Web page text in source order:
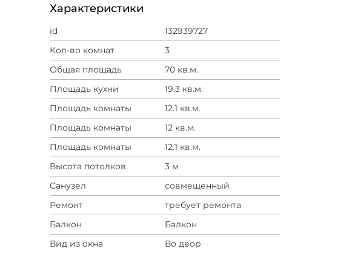
Характеристики
id
132939727
Кол-во комнат
3
Общая площадь
70 кв.м.
Площадь кухни
19.3 кв.м.
Площадь комнаты
12.1 кв.м.
Площадь комнаты
12 кв.м.
Площадь комнаты
12.1 кв.м.
Высота потолков
3 м
Санузел
совмещенный
Ремонт
требует ремонта
Балкон
Балкон
Вид из окна
Во двор